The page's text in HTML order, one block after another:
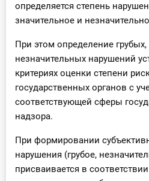
определяется степень
значительное и
При этом определение
незначительных нарушений
критериях оценки степени
государственных органов с
соответствующей сферы
надзора.
При формировании
нарушения (грубое,
присваивается в